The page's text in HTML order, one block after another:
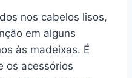
nos cabelos lisos,
em alguns
às madeixas. É
os acessórios